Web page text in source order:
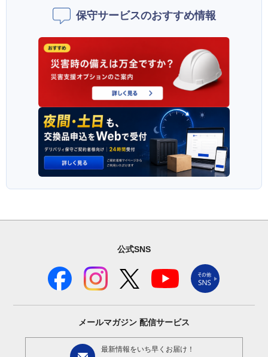
保守サービスのおすすめ情報
公式SNS
メールマガジン 配信サービス
最新情報をいち早くお届け！